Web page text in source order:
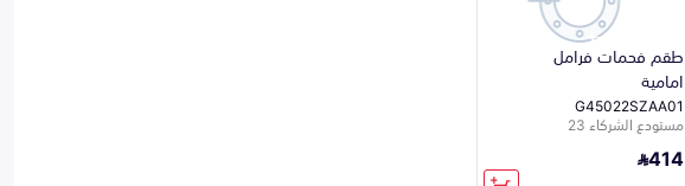
طقم فحمات فرامل
امامية
G45022SZAA01
مستودع الشركاء 23
414